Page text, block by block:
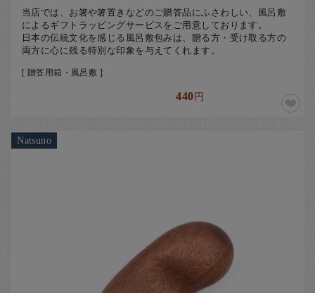
当店では、お箸や箸置きなどのご贈答品にふさわしい、風呂敷
によるギフトラッピングサービスをご用意しております。
日本の伝統文化を感じる風呂敷包みは、贈る方・受け取る方の
両方に心に残る特別な印象を与えてくれます。
[ 贈答用箱・風呂敷 ]
440円
Natsuno